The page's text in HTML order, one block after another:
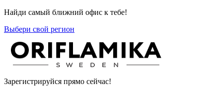
Найди самый ближний офис к тебе!
Выбери свой регион
Зарегистрируйся прямо сейчас!